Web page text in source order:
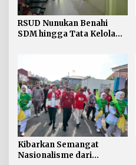
RSUD Nunukan Benahi
SDM hingga Tata Kelola
Kibarkan Semangat
Nasionalisme dari